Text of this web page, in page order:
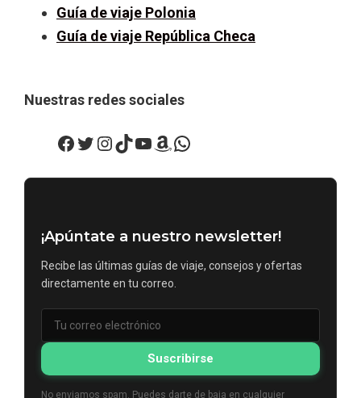
Guía de viaje Polonia
Guía de viaje República Checa
Nuestras redes sociales
Facebook
Twitter
Instagram
TikTok
YouTube
Amazon
WhatsApp
¡Apúntate a nuestro newsletter!
Recibe las últimas guías de viaje, consejos y ofertas
directamente en tu correo.
Suscribirse
No enviamos spam. Puedes darte de baja en cualquier